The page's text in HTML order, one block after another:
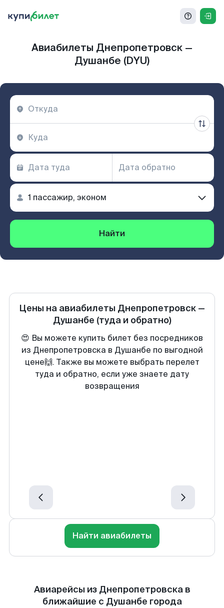
Авиабилеты Днепропетровск —
Душанбе (DYU)
Найти
Цены на авиабилеты Днепропетровск —
Душанбе (туда и обратно)
😍 Вы можете купить билет без посредников
из Днепропетровска в Душанбе по выгодной
цене🙌. Также вы можете выбрать перелет
туда и обратно, если уже знаете дату
возвращения
Найти авиабилеты
Авиарейсы из Днепропетровска в
ближайшие с Душанбе города